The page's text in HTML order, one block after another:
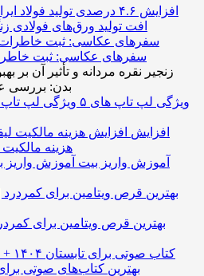
افت تولید ورق‌های
سفرهای عکاسی: ثبت
زنجیر نقره مردانه و تأثیر آن بر
بدن: بررسی
۵ ویژگی لپ تاپ های
افزایش
هزینه مالکیت
آموزش واریز بیت
بهترین قرص ویتامین برای
بهترین کتاب‌های صوتی